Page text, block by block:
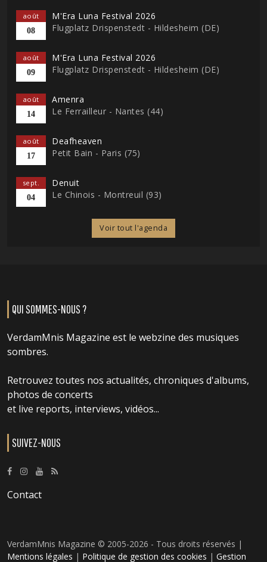
août
08
M'Era Luna Festival 2026
Flugplatz Drispenstedt - Hildesheim (DE)
août
09
M'Era Luna Festival 2026
Flugplatz Drispenstedt - Hildesheim (DE)
août
14
Amenra
Le Ferrailleur - Nantes (44)
août
17
Deafheaven
Petit Bain - Paris (75)
sept.
04
Denuit
Le Chinois - Montreuil (93)
Voir tout l'agenda
QUI SOMMES-NOUS ?
VerdamMnis Magazine est le webzine des musiques
sombres.
Retrouvez toutes nos actualités, chroniques d'albums,
photos de concerts
et live reports, interviews, vidéos...
SUIVEZ-NOUS
Contact
VerdamMnis Magazine © 2005-2026 - Tous droits réservés |
Mentions légales | Politique de gestion des cookies | Gestion